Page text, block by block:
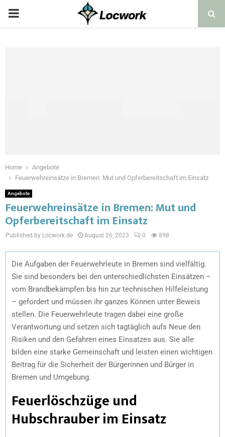
Home
Angebote
Feuerwehreinsätze in Bremen: Mut und Opferbereitschaft im Einsatz
Angebote
Feuerwehreinsätze in Bremen: Mut und
Opferbereitschaft im Einsatz
Published by Locwork.de August 26, 2023 0 898
Die Aufgaben der Feuerwehrleute in Bremen sind vielfältig.
Sie sind besonders bei den unterschiedlichsten Einsätzen –
vom Brandbekämpfen bis hin zur technischen Hilfeleistung
– gefordert und müssen ihr ganzes Können unter Beweis
stellen. Die Feuerwehrleute tragen dabei eine große
Verantwortung und setzen sich tagtäglich aufs Neue den
Risiken und den Gefahren eines Einsatzes aus. Sie alle
bilden eine starke Gemeinschaft und leisten einen wichtigen
Beitrag für die Sicherheit der Bürgerinnen und Bürger in
Bremen und Umgebung.
Feuerlöschzüge und
Hubschrauber im Einsatz